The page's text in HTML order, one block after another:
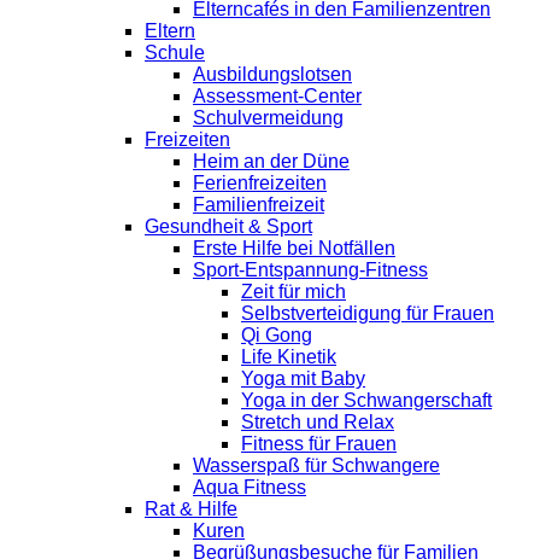
Elterncafés in den Familienzentren
Eltern
Schule
Ausbildungslotsen
Assessment-Center
Schulvermeidung
Freizeiten
Heim an der Düne
Ferienfreizeiten
Familienfreizeit
Gesundheit & Sport
Erste Hilfe bei Notfällen
Sport-Entspannung-Fitness
Zeit für mich
Selbstverteidigung für Frauen
Qi Gong
Life Kinetik
Yoga mit Baby
Yoga in der Schwangerschaft
Stretch und Relax
Fitness für Frauen
Wasserspaß für Schwangere
Aqua Fitness
Rat & Hilfe
Kuren
Begrüßungsbesuche für Familien